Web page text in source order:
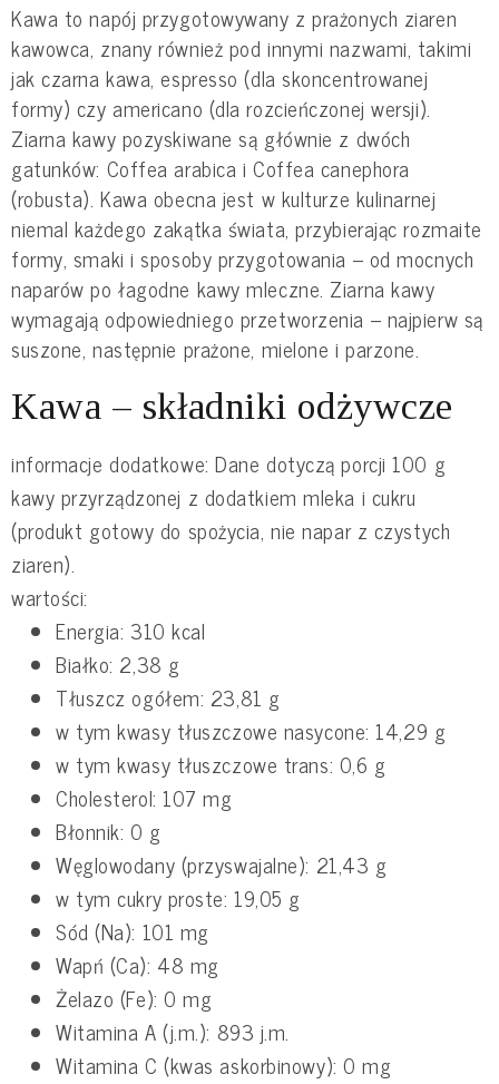
Kawa to napój przygotowywany z prażonych ziaren
kawowca, znany również pod innymi nazwami, takimi
jak czarna kawa, espresso (dla skoncentrowanej
formy) czy americano (dla rozcieńczonej wersji).
Ziarna kawy pozyskiwane są głównie z dwóch
gatunków: Coffea arabica i Coffea canephora
(robusta). Kawa obecna jest w kulturze kulinarnej
niemal każdego zakątka świata, przybierając rozmaite
formy, smaki i sposoby przygotowania – od mocnych
naparów po łagodne kawy mleczne. Ziarna kawy
wymagają odpowiedniego przetworzenia – najpierw są
suszone, następnie prażone, mielone i parzone.
Kawa – składniki odżywcze
informacje dodatkowe: Dane dotyczą porcji 100 g
kawy przyrządzonej z dodatkiem mleka i cukru
(produkt gotowy do spożycia, nie napar z czystych
ziaren).
wartości:
Energia: 310 kcal
Białko: 2,38 g
Tłuszcz ogółem: 23,81 g
w tym kwasy tłuszczowe nasycone: 14,29 g
w tym kwasy tłuszczowe trans: 0,6 g
Cholesterol: 107 mg
Błonnik: 0 g
Węglowodany (przyswajalne): 21,43 g
w tym cukry proste: 19,05 g
Sód (Na): 101 mg
Wapń (Ca): 48 mg
Żelazo (Fe): 0 mg
Witamina A (j.m.): 893 j.m.
Witamina C (kwas askorbinowy): 0 mg